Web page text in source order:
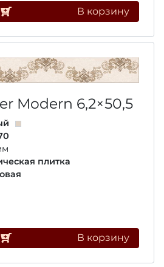
В корзину
Modern 6,2×50,5
плитка
В корзину